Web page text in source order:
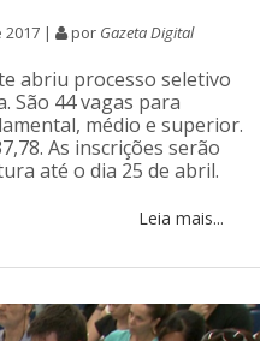
2017 | por Gazeta Digital
abriu processo seletivo
São 44 vagas para
médio e superior.
As inscrições serão
até o dia 25 de abril.
Leia mais...